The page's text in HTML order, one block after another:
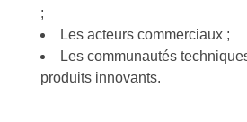
;
Les acteurs commerciaux ;
Les communautés
produits innovants.